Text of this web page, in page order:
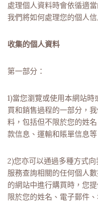
處理個人資料時會依循適
我們將如何處理您的個人信
收集的個人資料
第一部分：
1)當您瀏覽或使用本網站
買和銷售過程的一部分，
料，包括但不限於您的姓
款信息、運輸和賬單信息等
2)您亦可以通過多種方式
服務查詢相關的任何個人
的網站中進行購買時，您
限於您的姓名、電子郵件